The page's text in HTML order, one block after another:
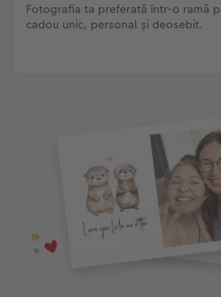
Fotografia ta preferată într-o ramă
cadou unic, personal și deosebit.